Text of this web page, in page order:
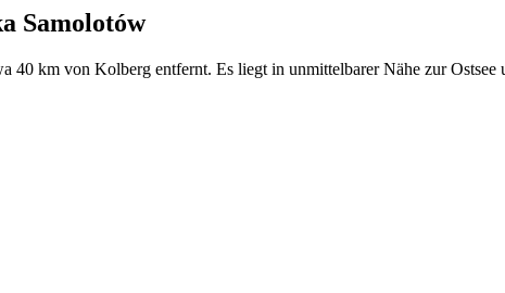
Samolotów
km von Kolberg entfernt. Es liegt in unmittelbarer Nähe zur Ostsee